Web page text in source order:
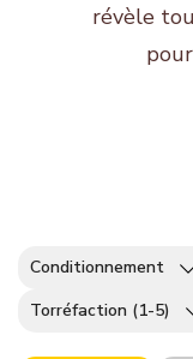
révèle
Conditionnement
Torréfaction (1-5)